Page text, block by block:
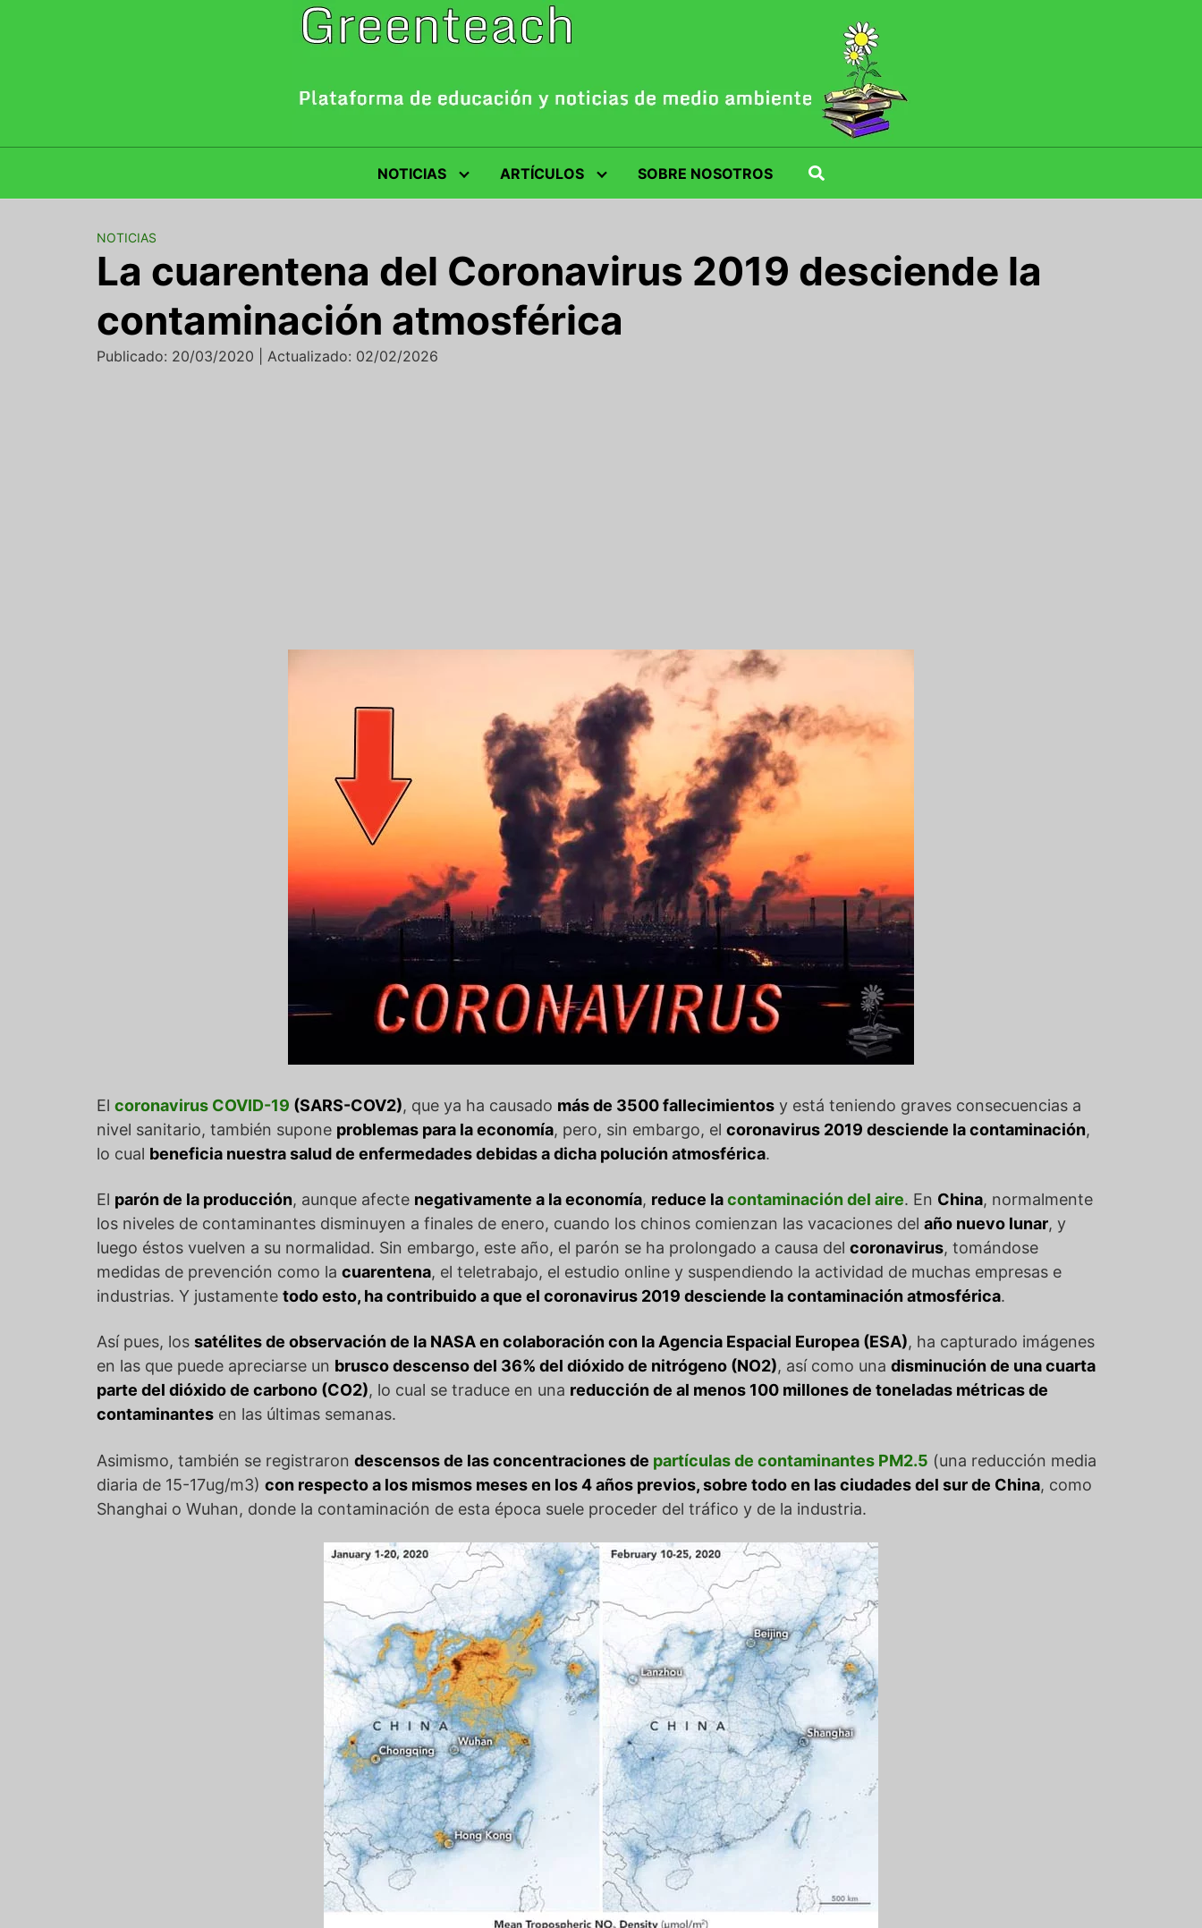
NOTICIAS ARTÍCULOS SOBRE NOSOTROS
NOTICIAS
La cuarentena del Coronavirus 2019 desciende la
contaminación atmosférica
Publicado: 20/03/2020 | Actualizado: 02/02/2026
El coronavirus COVID-19 (SARS-COV2), que ya ha causado más de 3500 fallecimientos y está teniendo graves consecuencias a
nivel sanitario, también supone problemas para la economía, pero, sin embargo, el coronavirus 2019 desciende la contaminación,
lo cual beneficia nuestra salud de enfermedades debidas a dicha polución atmosférica.
El parón de la producción, aunque afecte negativamente a la economía, reduce lacontaminación del aire. En China, normalmente
los niveles de contaminantes disminuyen a finales de enero, cuando los chinos comienzan las vacaciones del año nuevo lunar, y
luego éstos vuelven a su normalidad. Sin embargo, este año, el parón se ha prolongado a causa del coronavirus, tomándose
medidas de prevención como la cuarentena, el teletrabajo, el estudio online y suspendiendo la actividad de muchas empresas e
industrias. Y justamente todo esto, ha contribuido a que el coronavirus 2019 desciende la contaminación atmosférica.
Así pues, los satélites de observación de la NASA en colaboración con la Agencia Espacial Europea (ESA), ha capturado imágenes
en las que puede apreciarse un brusco descenso del 36% del dióxido de nitrógeno (NO2), así como una disminución de una cuarta
parte del dióxido de carbono (CO2), lo cual se traduce en una reducción de al menos 100 millones de toneladas métricas de
contaminantes en las últimas semanas.
Asimismo, también se registraron descensos de las concentraciones de partículas de contaminantes PM2.5 (una reducción media
diaria de 15-17ug/m3) con respecto a los mismos meses en los 4 años previos, sobre todo en las ciudades del sur de China, como
Shanghai o Wuhan, donde la contaminación de esta época suele proceder del tráfico y de la industria.